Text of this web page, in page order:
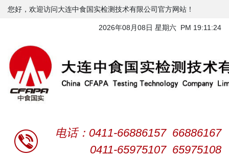
您好，欢迎访问大连中食国实检测技术有限公司官方网站！
2026年08月08日 星期六 PM 19:11:25
电话：0411-66886157 66886167
0411-65975107 65975108